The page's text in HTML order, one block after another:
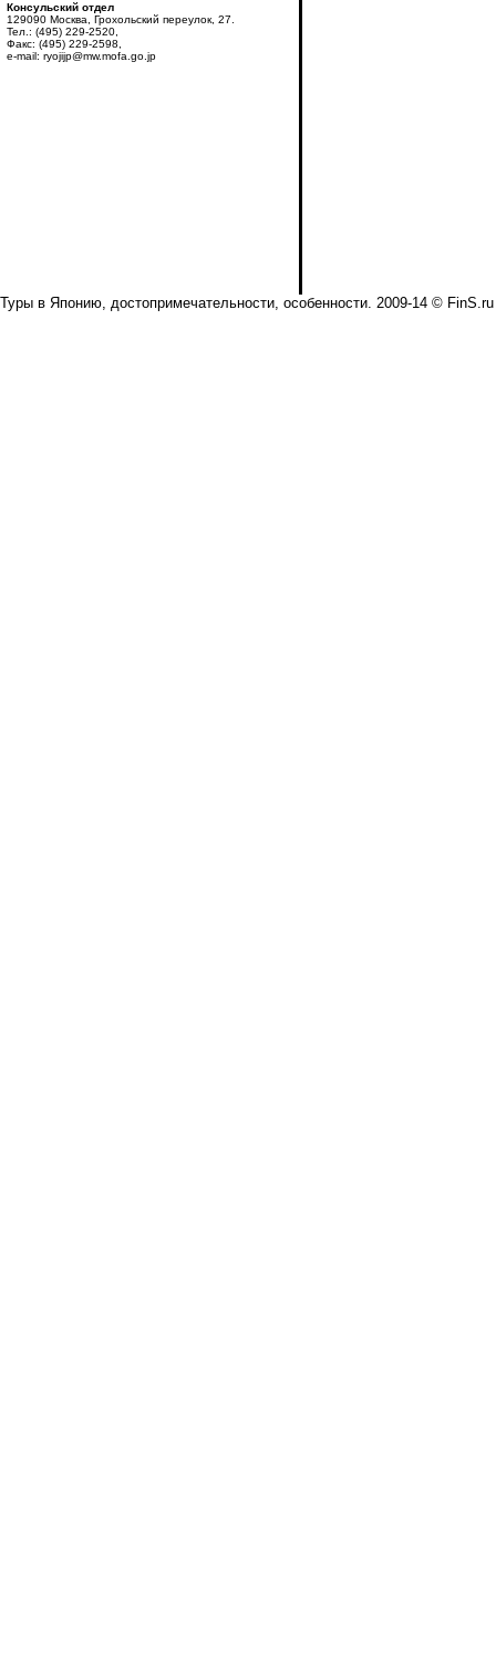
Консульский отдел
129090 Москва, Грохольский переулок, 27.
Тел.: (495) 229-2520,
Факс: (495) 229-2598,
e-mail: ryojijp@mw.mofa.go.jp
Туры в Японию, достопримечательности, особенности. 2009-14 © FinS.ru